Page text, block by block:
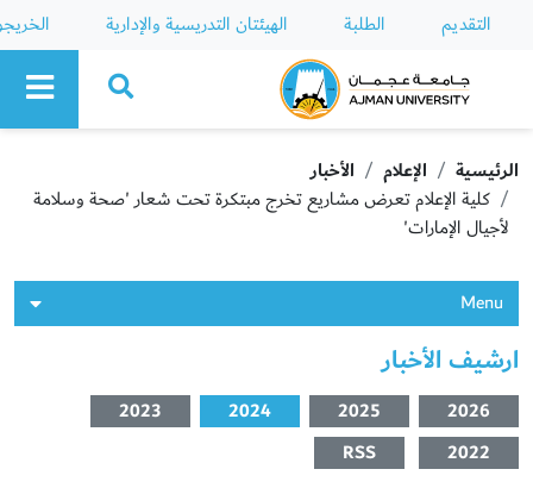
التقديم الطلبة الهيئتان التدريسية والإدارية
Ajman University
الرئيسية الإعلام
الأخبار
كلية الإعلام تعرض مشاريع تخرج مبتكرة تحت شعار 'صحة وسلامة
لأجيال الإمارات'
Menu
ارشيف الأخبار
2026
2025
2024
2023
2022
RSS